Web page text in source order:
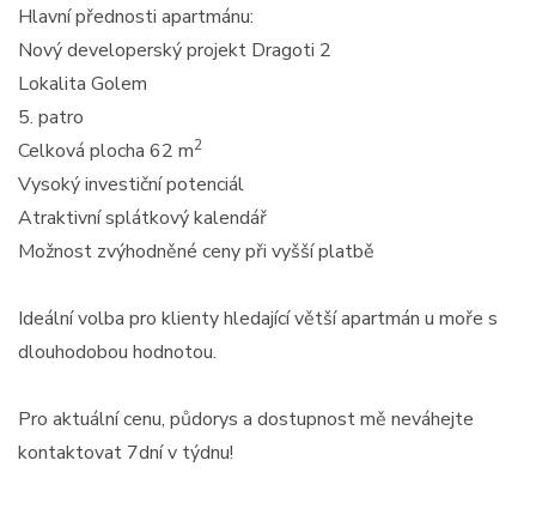
Hlavní přednosti apartmánu:
Nový developerský projekt Dragoti 2
Lokalita Golem
5. patro
Celková plocha 62 m2
Vysoký investiční potenciál
Atraktivní splátkový kalendář
Možnost zvýhodněné ceny při vyšší platbě
Ideální volba pro klienty hledající větší apartmán u moře s
dlouhodobou hodnotou.
Pro aktuální cenu, půdorys a dostupnost mě neváhejte
kontaktovat 7dní v týdnu!